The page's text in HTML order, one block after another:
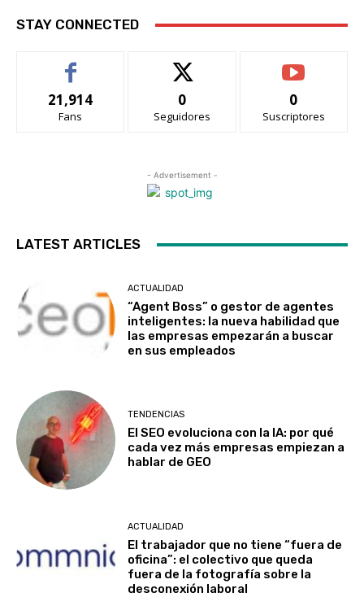
STAY CONNECTED
21,914
Fans
0
Seguidores
0
Suscriptores
- Advertisement -
LATEST ARTICLES
ACTUALIDAD
“Agent Boss” o gestor de agentes
inteligentes: la nueva habilidad que
las empresas empezarán a buscar
en sus empleados
TENDENCIAS
El SEO evoluciona con la IA: por qué
cada vez más empresas empiezan a
hablar de GEO
ACTUALIDAD
El trabajador que no tiene “fuera de
oficina”: el colectivo que queda
fuera de la fotografía sobre la
desconexión laboral